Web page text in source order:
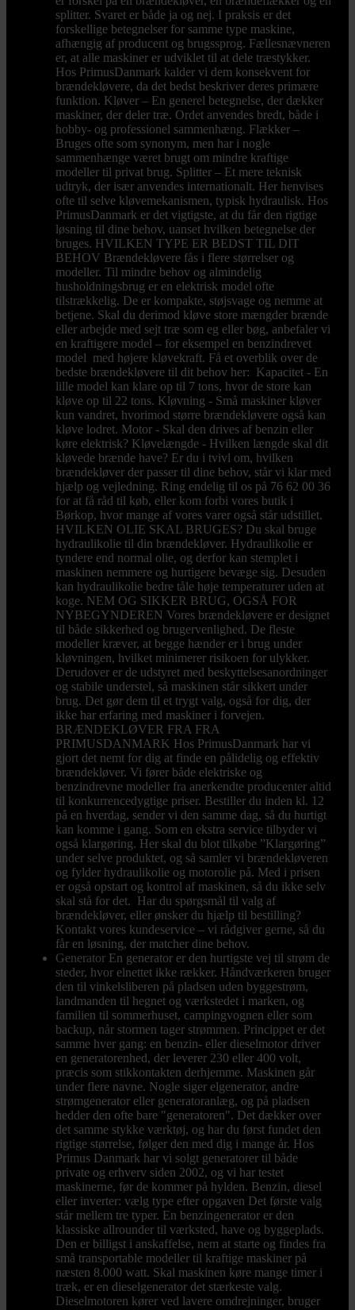
splitter. Svaret er både ja og nej. I praksis er det
forskellige betegnelser for samme type maskine,
afhængig af producent og brugssprog. Fællesnævneren
er, at alle maskiner er udviklet til at dele træstykker.
Hos PrimusDanmark kalder vi dem konsekvent for
brændekløvere, da det bedst beskriver deres primære
funktion. Kløver – En generel betegnelse, der dækker
maskiner, der deler træ. Ordet anvendes bredt, både i
hobby- og professionel sammenhæng. Flækker –
Bruges ofte som synonym, men har i nogle
sammenhænge været brugt om mindre kraftige
modeller til privat brug. Splitter – Et mere teknisk
udtryk, der især anvendes internationalt. Her henvises
ofte til selve kløvemekanismen, typisk hydraulisk. Hos
PrimusDanmark er det vigtigste, at du får den rigtige
løsning til dine behov, uanset hvilken betegnelse der
bruges. HVILKEN TYPE ER BEDST TIL DIT
BEHOV Brændekløvere fås i flere størrelser og
modeller. Til mindre behov og almindelig
husholdningsbrug er en elektrisk model ofte
tilstrækkelig. De er kompakte, støjsvage og nemme at
betjene. Skal du derimod kløve store mængder brænde
eller arbejde med sejt træ som eg eller bøg, anbefaler vi
en kraftigere model – for eksempel en benzindrevet
model med højere kløvekraft. Få et overblik over de
bedste brændekløvere til dit behov her: Kapacitet - En
lille model kan klare op til 7 tons, hvor de store kan
kløve op til 22 tons. Kløvning - Små maskiner kløver
kun vandret, hvorimod større brændekløvere også kan
kløve lodret. Motor - Skal den drives af benzin eller
køre elektrisk? Kløvelængde - Hvilken længde skal dit
kløvede brænde have? Er du i tvivl om, hvilken
brændekløver der passer til dine behov, står vi klar med
hjælp og vejledning. Ring endelig til os på 76 62 00 36
for at få råd til køb, eller kom forbi vores butik i
Børkop, hvor mange af vores varer også står udstillet.
HVILKEN OLIE SKAL BRUGES? Du skal bruge
hydraulikolie til din brændekløver. Hydraulikolie er
tyndere end normal olie, og derfor kan stemplet i
maskinen nemmere og hurtigere bevæge sig. Desuden
kan hydraulikolie bedre tåle høje temperaturer uden at
koge. NEM OG SIKKER BRUG, OGSÅ FOR
NYBEGYNDEREN Vores brændekløvere er designet
til både sikkerhed og brugervenlighed. De fleste
modeller kræver, at begge hænder er i brug under
kløvningen, hvilket minimerer risikoen for ulykker.
Derudover er de udstyret med beskyttelsesanordninger
og stabile understel, så maskinen står sikkert under
brug. Det gør dem til et trygt valg, også for dig, der
ikke har erfaring med maskiner i forvejen.
BRÆNDEKLØVER FRA FRA
PRIMUSDANMARK Hos PrimusDanmark har vi
gjort det nemt for dig at finde en pålidelig og effektiv
brændekløver. Vi fører både elektriske og
benzindrevne modeller fra anerkendte producenter altid
til konkurrencedygtige priser. Bestiller du inden kl. 12
på en hverdag, sender vi den samme dag, så du hurtigt
kan komme i gang. Som en ekstra service tilbyder vi
også klargøring. Her skal du blot tilkøbe ”Klargøring”
under selve produktet, og så samler vi brændekløveren
og fylder hydraulikolie og motorolie på. Med i prisen
er også opstart og kontrol af maskinen, så du ikke selv
skal stå for det. Har du spørgsmål til valg af
brændekløver, eller ønsker du hjælp til bestilling?
Kontakt vores kundeservice – vi rådgiver gerne, så du
får en løsning, der matcher dine behov.
Generator En generator er den hurtigste vej til strøm de
steder, hvor elnettet ikke rækker. Håndværkeren bruger
den til vinkelsliberen på pladsen uden byggestrøm,
landmanden til hegnet og værkstedet i marken, og
familien til sommerhuset, campingvognen eller som
backup, når stormen tager strømmen. Princippet er det
samme hver gang: en benzin- eller dieselmotor driver
en generatorenhed, der leverer 230 eller 400 volt,
præcis som stikkontakten derhjemme. Maskinen går
under flere navne. Nogle siger elgenerator, andre
strømgenerator eller generatoranlæg, og på pladsen
hedder den ofte bare "generatoren". Det dækker over
det samme stykke værktøj, og har du først fundet den
rigtige størrelse, følger den med dig i mange år. Hos
Primus Danmark har vi solgt generatorer til både
private og erhverv siden 2002, og vi har testet
maskinerne, før de kommer på hylden. Benzin, diesel
eller inverter: vælg type efter opgaven Det første valg
står mellem tre typer. En benzingenerator er den
klassiske allrounder til værksted, have og byggeplads.
Den er billigst i anskaffelse, nem at starte og findes fra
små transportable modeller til kraftige maskiner på
næsten 8.000 watt. Skal maskinen køre mange timer i
træk, er en dieselgenerator det stærkeste valg.
Dieselmotoren kører ved lavere omdrejninger, bruger